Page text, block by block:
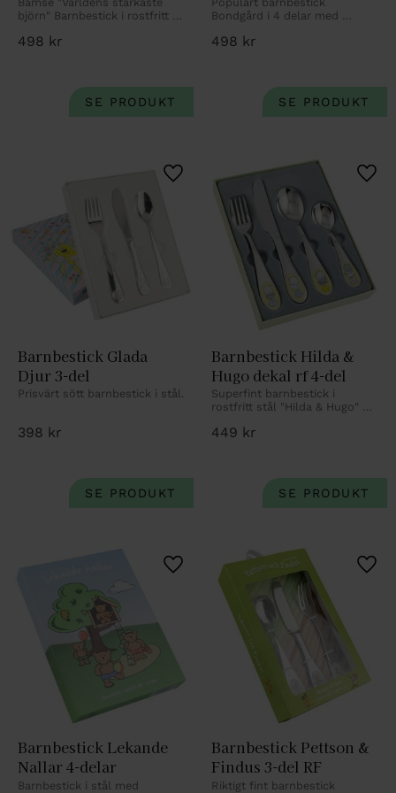
björn" Barnbestick i rostfritt
498 kr
Bondgård i 4 delar med
498 kr
Barnbestick Glada
Djur 3-del
Prisvärt sött barnbestick i stål.
398 kr
Lägg till i favoriter
Barnbestick Hilda &
Hugo dekal rf 4-del
Superfint barnbestick i
rostfritt stål "Hilda & Hugo" 4-
personlig gravyr.
449 kr
Barnbestick Lekande
Nallar 4-delar
Barnbestick i stål med
Lägg till i favoriter
Barnbestick Pettson &
Findus 3-del RF
Riktigt fint barnbestick